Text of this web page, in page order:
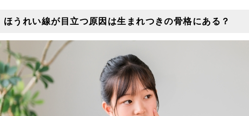
ほうれい線が目立つ原因は生まれつきの骨格にある？